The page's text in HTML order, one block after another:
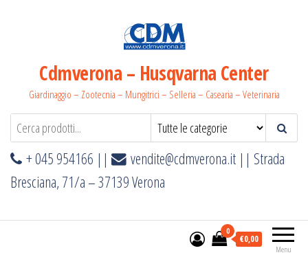
Cdmverona – Husqvarna Center
Giardinaggio – Zootecnia – Mungitrici – Selleria – Casearia – Veterinaria
+ 045 954166 || vendite@cdmverona.it || Strada
Bresciana, 71/a – 37139 Verona
Menu
0
€0,00